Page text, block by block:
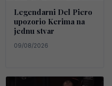
Legendarni Del Piero
upozorio Kerima na
jednu stvar
09/08/2026